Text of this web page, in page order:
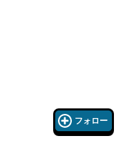
フォロー